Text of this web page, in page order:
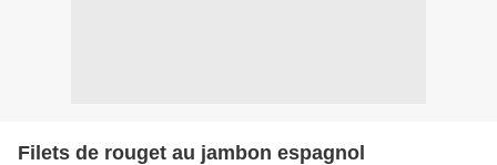
Filets de rouget au jambon espagnol